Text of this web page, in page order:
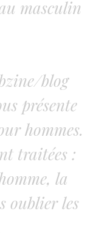
masculin
blog
présente
hommes.
traitées :
la
oublier les